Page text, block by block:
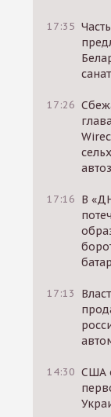
17:35
17:26
17:16 В
17:13
14:30 США